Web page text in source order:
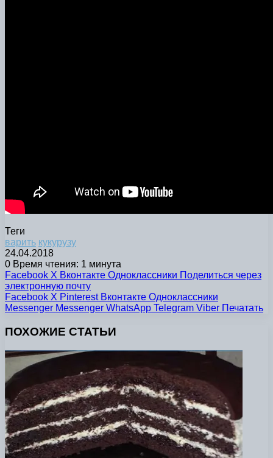
Теги
варить кукурузу
24.04.2018
0 Время чтения: 1 минута
Facebook X Вконтакте Одноклассники Поделиться через
электронную почту
Facebook X Pinterest Вконтакте Одноклассники
Messenger Messenger WhatsApp Telegram Viber Печатать
ПОХОЖИЕ СТАТЬИ